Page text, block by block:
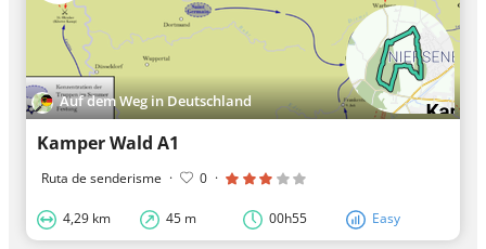
Auf dem Weg in Deutschland
Kamper Wald A1
Ruta de senderisme · 0 ·
4,29 km 45 m 00h55 Easy